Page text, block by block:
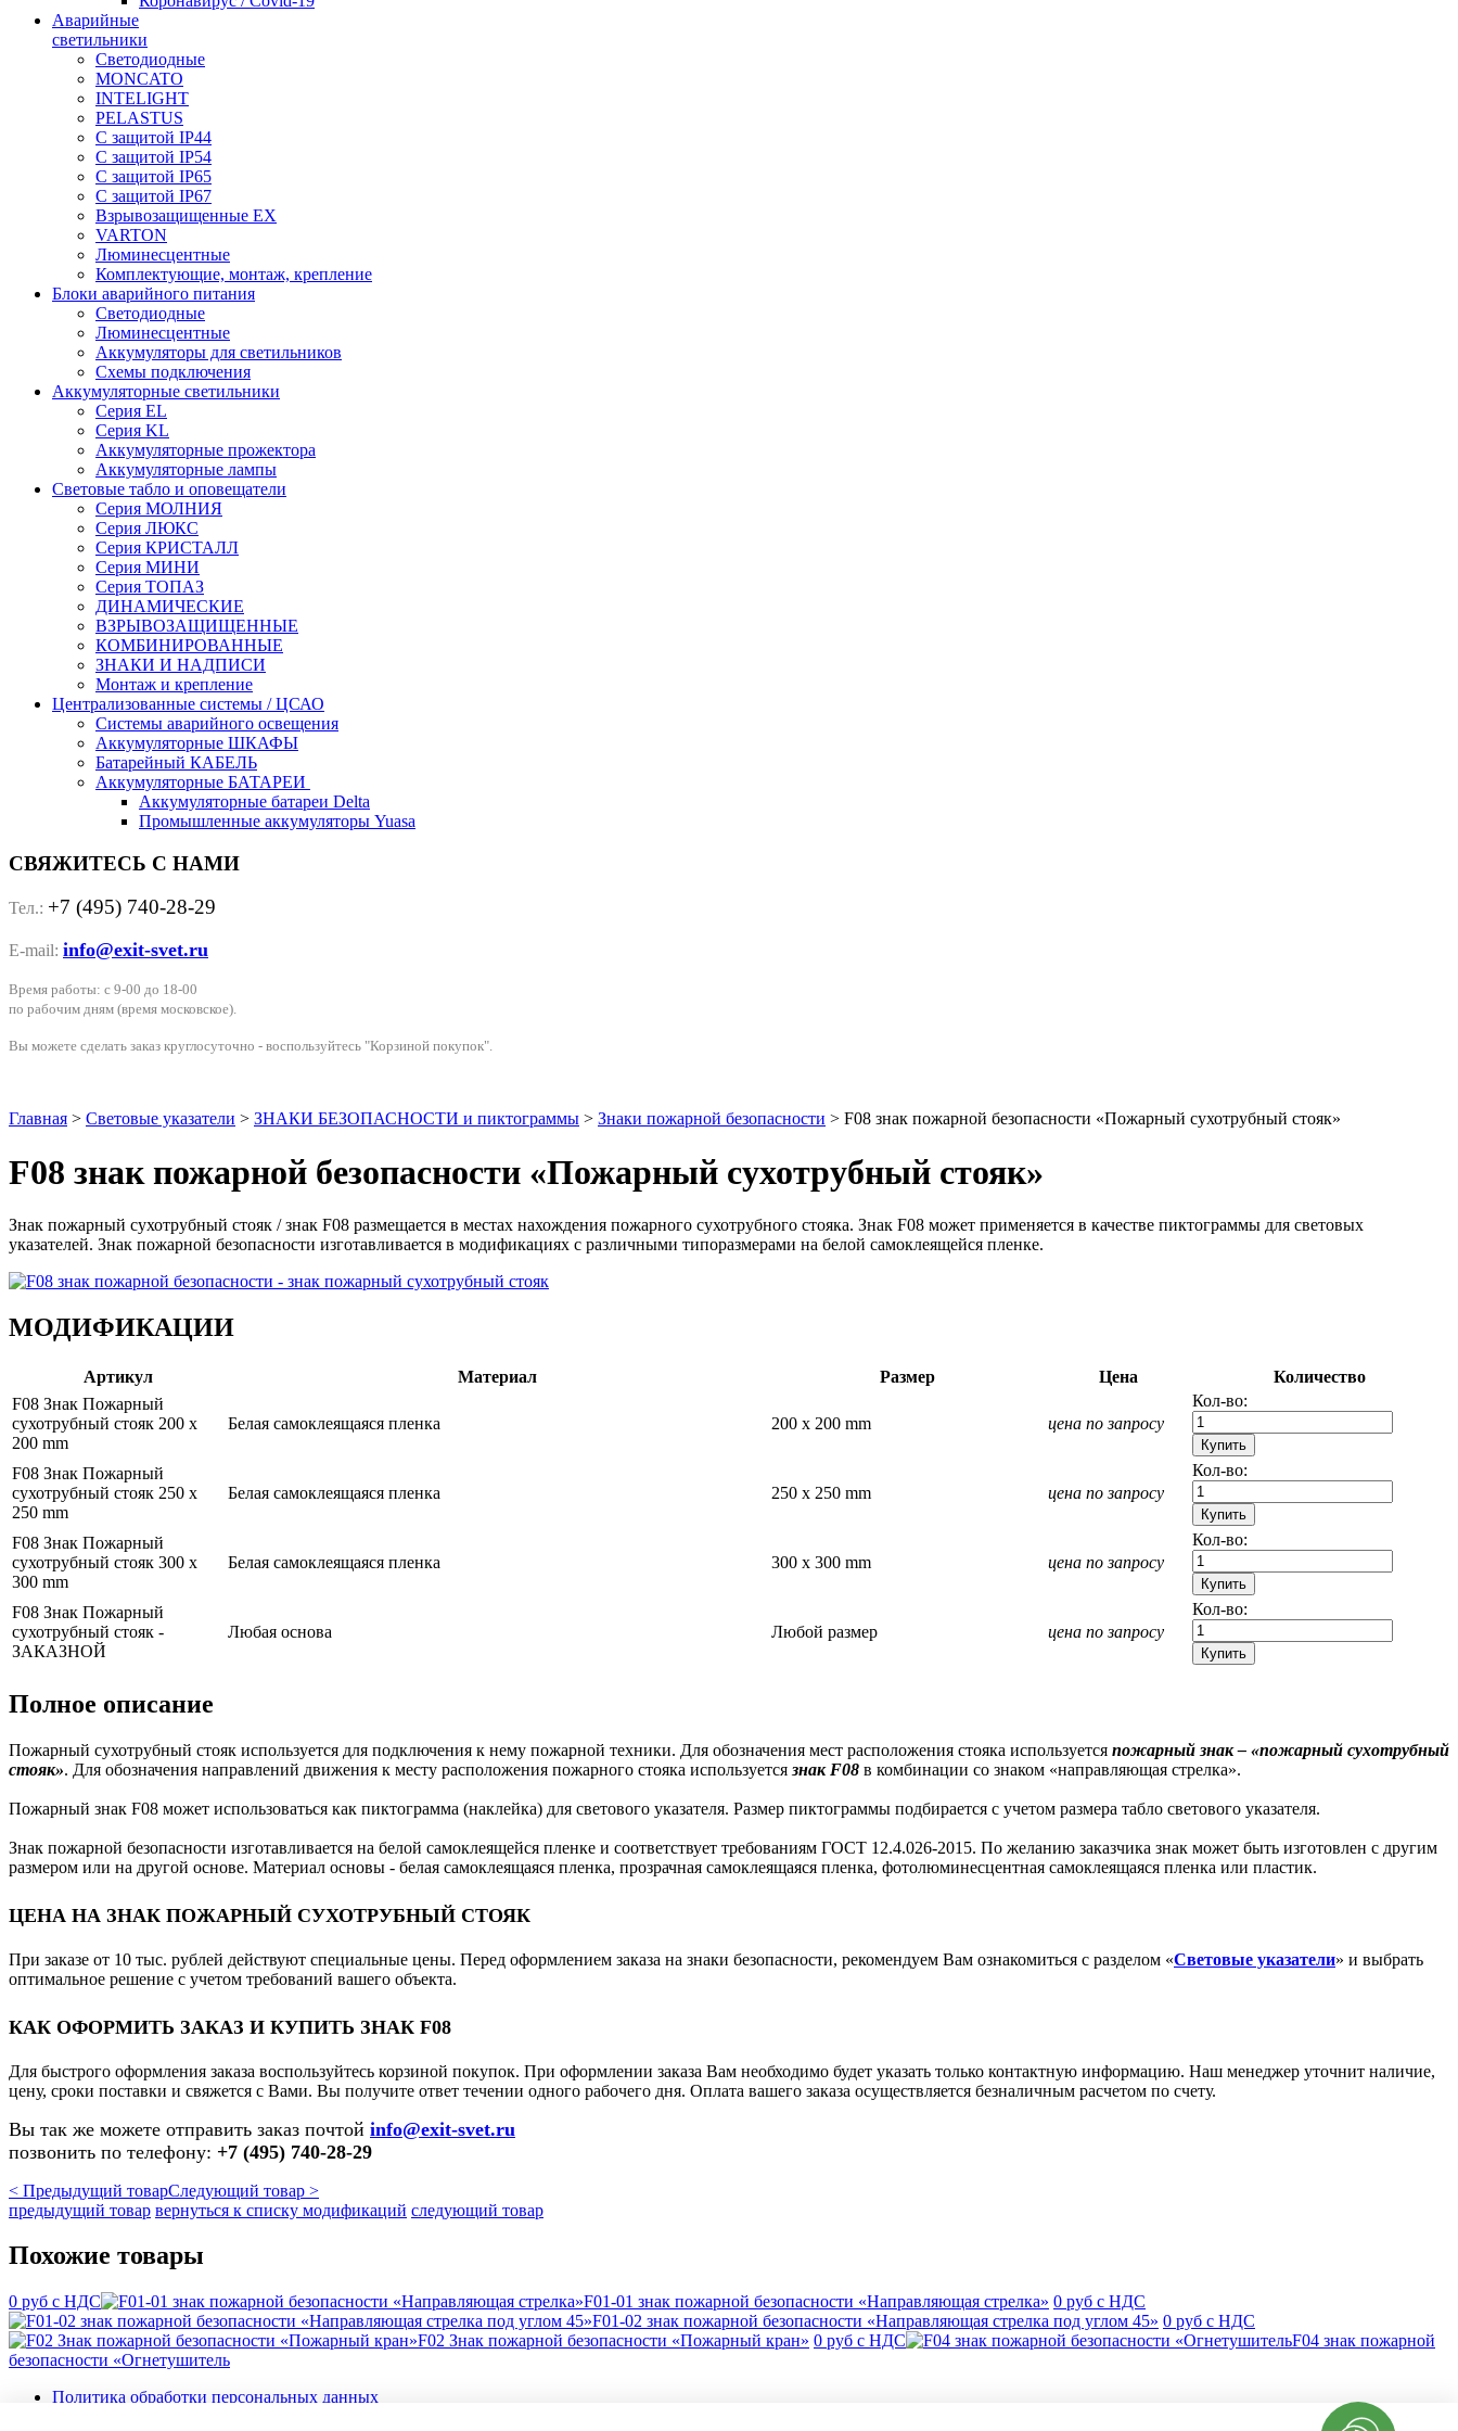
Аварийные
светильники
Светодиодные
MONCATO
INTELIGHT
PELASTUS
С защитой IP44
С защитой IP54
С защитой IP65
С защитой IP67
Взрывозащищенные EX
VARTON
Люминесцентные
Комплектующие, монтаж, крепление
Блоки аварийного питания
Светодиодные
Люминесцентные
Аккумуляторы для светильников
Схемы подключения
Аккумуляторные светильники
Серия EL
Серия KL
Аккумуляторные прожектора
Аккумуляторные лампы
Световые табло и оповещатели
Серия МОЛНИЯ
Серия ЛЮКС
Серия КРИСТАЛЛ
Серия МИНИ
Серия ТОПАЗ
ДИНАМИЧЕСКИЕ
ВЗРЫВОЗАЩИЩЕННЫЕ
КОМБИНИРОВАННЫЕ
ЗНАКИ И НАДПИСИ
Монтаж и крепление
Централизованные системы / ЦСАО
Системы аварийного освещения
Аккумуляторные ШКАФЫ
Батарейный КАБЕЛЬ
Аккумуляторные БАТАРЕИ
Аккумуляторные батареи Delta
Промышленные аккумуляторы Yuasa
СВЯЖИТЕСЬ С НАМИ
Тел.: +7 (495) 740-28-29
E-mail: info@exit-svet.ru
Время работы: с 9-00 до 18-00
по рабочим дням (время московское).
Вы можете сделать заказ круглосуточно - воспользуйтесь "Корзиной покупок".
Главная > Световые указатели > ЗНАКИ БЕЗОПАСНОСТИ и пиктограммы > Знаки пожарной безопасности > F08 знак пожарной безопасности «Пожарный сухотрубный стояк»
F08 знак пожарной безопасности «Пожарный сухотрубный стояк»
Знак пожарный сухотрубный стояк / знак F08 размещается в местах нахождения пожарного сухотрубного стояка. Знак F08 может применяется в качестве пиктограммы для световых
указателей. Знак пожарной безопасности изготавливается в модификациях с различными типоразмерами на белой самоклеящейся пленке.
МОДИФИКАЦИИ
Артикул Материал Размер Цена
Количество
F08 Знак Пожарный
сухотрубный стояк 200 x
200 mm
Белая самоклеящаяся пленка 200 x 200 mm цена по запросу
Кол-во:
F08 Знак Пожарный
сухотрубный стояк 250 x
250 mm
Белая самоклеящаяся пленка 250 x 250 mm цена по запросу
Кол-во:
F08 Знак Пожарный
сухотрубный стояк 300 x
300 mm
Белая самоклеящаяся пленка 300 x 300 mm цена по запросу
Кол-во:
F08 Знак Пожарный
сухотрубный стояк -
ЗАКАЗНОЙ
Любая основа Любой размер цена по запросу
Кол-во:
Полное описание
Пожарный сухотрубный стояк используется для подключения к нему пожарной техники. Для обозначения мест расположения стояка используется пожарный знак – «пожарный сухотрубный
стояк». Для обозначения направлений движения к месту расположения пожарного стояка используется знак F08 в комбинации со знаком «направляющая стрелка».
Пожарный знак F08 может использоваться как пиктограмма (наклейка) для светового указателя. Размер пиктограммы подбирается с учетом размера табло светового указателя.
Знак пожарной безопасности изготавливается на белой самоклеящейся пленке и соответствует требованиям ГОСТ 12.4.026-2015. По желанию заказчика знак может быть изготовлен с другим
размером или на другой основе. Материал основы - белая самоклеящаяся пленка, прозрачная самоклеящаяся пленка, фотолюминесцентная самоклеящаяся пленка или пластик.
ЦЕНА НА ЗНАК ПОЖАРНЫЙ СУХОТРУБНЫЙ СТОЯК
При заказе от 10 тыс. рублей действуют специальные цены. Перед оформлением заказа на знаки безопасности, рекомендуем Вам ознакомиться с разделом «Световые указатели» и выбрать
оптимальное решение с учетом требований вашего объекта.
КАК ОФОРМИТЬ ЗАКАЗ И КУПИТЬ ЗНАК F08
Для быстрого оформления заказа воспользуйтесь корзиной покупок. При оформлении заказа Вам необходимо будет указать только контактную информацию. Наш менеджер уточнит наличие,
цену, сроки поставки и свяжется с Вами. Вы получите ответ течении одного рабочего дня. Оплата вашего заказа осуществляется безналичным расчетом по счету.
Вы так же можете отправить заказ почтой info@exit-svet.ru
позвонить по телефону: +7 (495) 740-28-29
< Предыдущий товарСледующий товар >
предыдущий товар вернуться к списку модификаций следующий товар
Похожие товары
0 руб с НДС F01-01 знак пожарной безопасности «Направляющая стрелка» 0 руб с НДС
F01-02 знак пожарной безопасности «Направляющая стрелка под углом 45» 0 руб с НДС
F02 Знак пожарной безопасности «Пожарный кран» 0 руб с НДС
F04 знак пожарной
безопасности «Огнетушитель
Политика обработки персональных данных